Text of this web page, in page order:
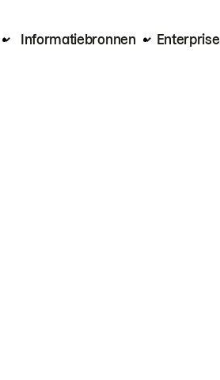
Informatiebronnen Enterprise